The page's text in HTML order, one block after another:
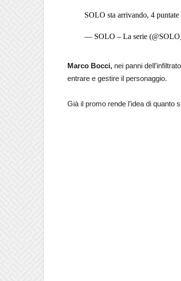
SOLO sta arrivando, 4 puntate
— SOLO – La serie
Marco Bocci, nei panni dell’infiltrato
entrare e gestire il personaggio.
Già il promo rende l’idea di quanto